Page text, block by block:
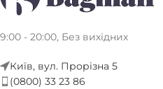
9:00 - 20:00, Без вихідних
Київ, вул. Прорізна 5
(0800) 33 23 86